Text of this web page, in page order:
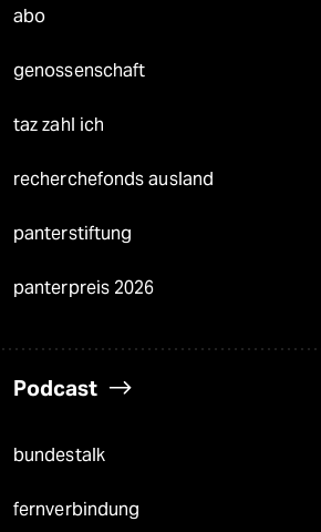
abo
genossenschaft
taz zahl ich
recherchefonds ausland
panterstiftung
panterpreis 2026
Podcast
bundestalk
fernverbindung